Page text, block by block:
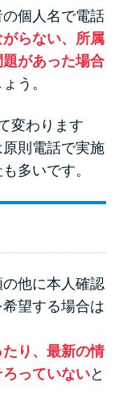
入があると
クの口コミ
ーンの問い
の問い合わ
個人名で電話
らない、所属
があった場合
う。
変わります
則電話で実施
多いです。
他に本人確認
望する場合は
り、最新の情
っていないと